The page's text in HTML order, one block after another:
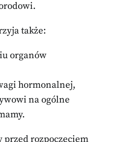
także:
organów
hormonalnej,
na ogólne
przed rozpoczęciem